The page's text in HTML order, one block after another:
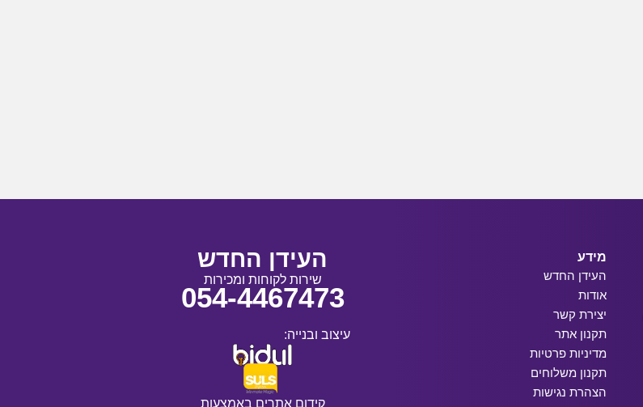
מידע
העידן החדש
אודות
יצירת קשר
תקנון אתר
מדיניות פרטיות
תקנון משלוחים
הצהרת נגישות
העידן החדש
שירות לקוחות ומכירות
054-4467473
עיצוב ובנייה:
קידום אתרים באמצעות